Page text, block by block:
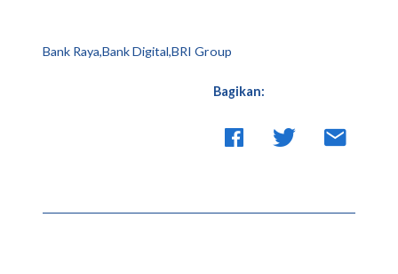
Bank Raya,Bank Digital,BRI Group
Bagikan: